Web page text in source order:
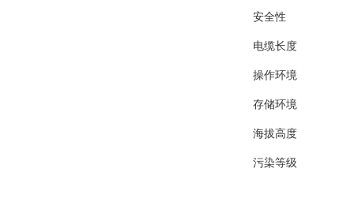
安全性
电缆长度
操作环境
存储环境
海拔高度
污染等级